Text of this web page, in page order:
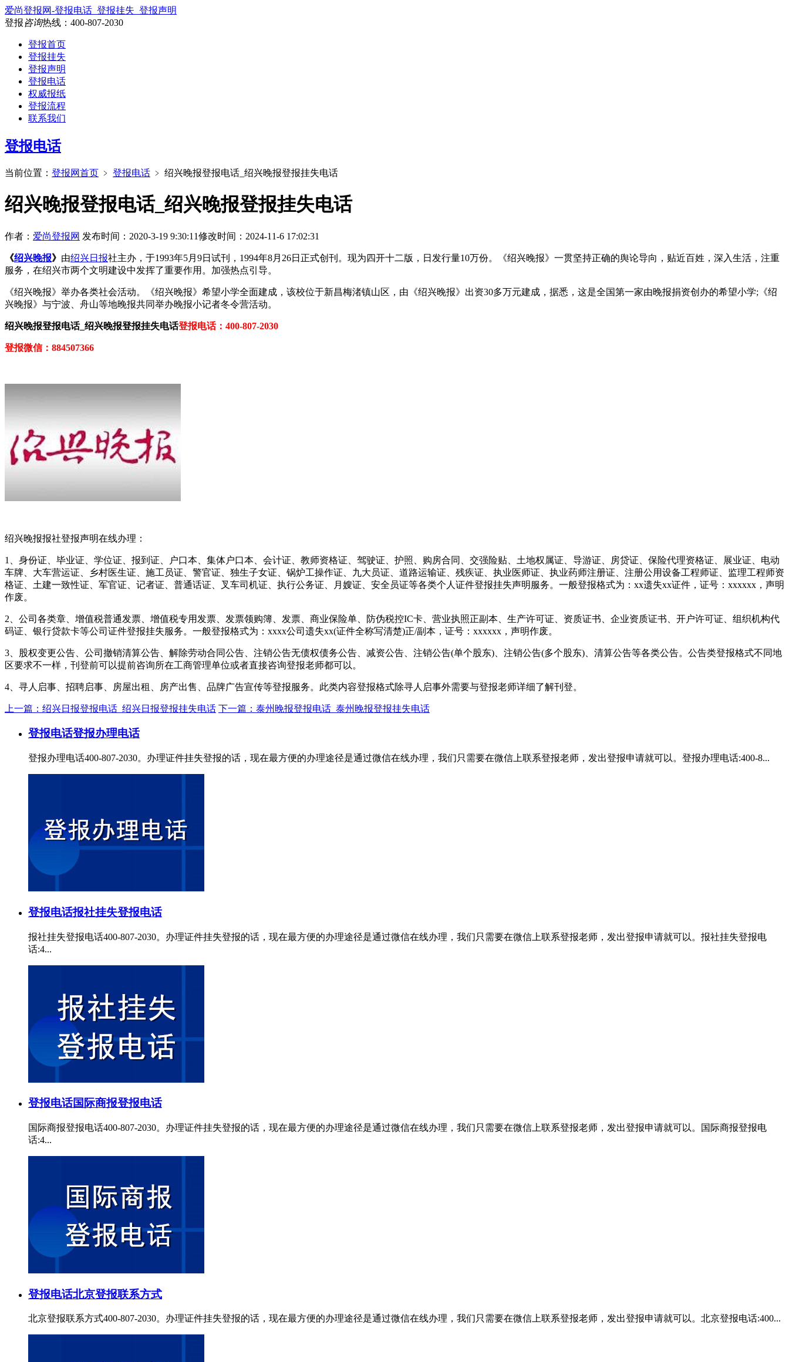
爱尚登报网-登报电话_登报挂失_登报声明
登报咨询热线： 400-807-2030
登报首页
登报挂失
登报声明
登报电话
权威报纸
登报流程
联系我们
登报电话
当前位置： 登报网首页 ﹥ 登报电话 ﹥ 绍兴晚报登报电话_绍兴晚报登报挂失电话
绍兴晚报登报电话_绍兴晚报登报挂失电话
作者： 爱尚登报网 发布时间：2020-3-19 9:30:11修改时间：2024-11-6 17:02:31
《绍兴晚报》 由绍兴日报社主办，于1993年5月9日试刊，1994年8月26日正式创刊。现为四开十二版，日发行量10万份。《绍兴晚报》一贯坚持正确的舆论导向，贴近百姓，深入生活，注重
服务，在绍兴市两个文明建设中发挥了重要作用。加强热点引导。
《绍兴晚报》举办各类社会活动。《绍兴晚报》希望小学全面建成，该校位于新昌梅渚镇山区，由《绍兴晚报》出资30多万元建成，据悉，这是全国第一家由晚报捐资创办的希望小学;《绍
兴晚报》与宁波、舟山等地晚报共同举办晚报小记者冬令营活动。
绍兴晚报登报电话_绍兴晚报登报挂失电话登报电话：400-807-2030
登报微信：884507366
绍兴晚报报社登报声明在线办理：
1、身份证、毕业证、学位证、报到证、户口本、集体户口本、会计证、教师资格证、驾驶证、护照、购房合同、交强险贴、土地权属证、导游证、房贷证、保险代理资格证、展业证、电动
车牌、大车营运证、乡村医生证、施工员证、警官证、独生子女证、锅炉工操作证、九大员证、道路运输证、残疾证、执业医师证、执业药师注册证、注册公用设备工程师证、监理工程师资
格证、土建一致性证、军官证、记者证、普通话证、叉车司机证、执行公务证、月嫂证、安全员证等各类个人证件登报挂失声明服务。一般登报格式为：xx遗失xx证件，证号：xxxxxx，声明
作废。
2、公司各类章、增值税普通发票、增值税专用发票、发票领购簿、发票、商业保险单、防伪税控IC卡、营业执照正副本、生产许可证、资质证书、企业资质证书、开户许可证、组织机构代
码证、银行贷款卡等公司证件登报挂失服务。一般登报格式为：xxxx公司遗失xx(证件全称写清楚)正/副本，证号：xxxxxx，声明作废。
3、股权变更公告、公司撤销清算公告、解除劳动合同公告、注销公告无债权债务公告、减资公告、注销公告(单个股东)、注销公告(多个股东)、清算公告等各类公告。公告类登报格式不同地
区要求不一样，刊登前可以提前咨询所在工商管理单位或者直接咨询登报老师都可以。
4、寻人启事、招聘启事、房屋出租、房产出售、品牌广告宣传等登报服务。此类内容登报格式除寻人启事外需要与登报老师详细了解刊登。
上一篇：绍兴日报登报电话_绍兴日报登报挂失电话 下一篇：泰州晚报登报电话_泰州晚报登报挂失电话
登报电话登报办理电话
登报办理电话400-807-2030。办理证件挂失登报的话，现在最方便的办理途径是通过微信在线办理，我们只需要在微信上联系登报老师，发出登报申请就可以。登报办理电话:400-8...
登报电话报社挂失登报电话
报社挂失登报电话400-807-2030。办理证件挂失登报的话，现在最方便的办理途径是通过微信在线办理，我们只需要在微信上联系登报老师，发出登报申请就可以。报社挂失登报电
话:4...
登报电话国际商报登报电话
国际商报登报电话400-807-2030。办理证件挂失登报的话，现在最方便的办理途径是通过微信在线办理，我们只需要在微信上联系登报老师，发出登报申请就可以。国际商报登报电
话:4...
登报电话北京登报联系方式
北京登报联系方式400-807-2030。办理证件挂失登报的话，现在最方便的办理途径是通过微信在线办理，我们只需要在微信上联系登报老师，发出登报申请就可以。北京登报电话:400...